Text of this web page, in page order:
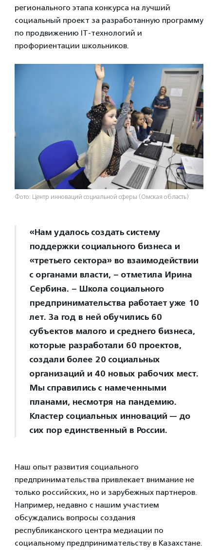
регионального этапа конкурса на лучший
социальный проект за разработанную программу
по продвижению IT-технологий и
профориентации школьников.
Фото: Центр инноваций социальной сферы (Омская область)
«Нам удалось создать систему
поддержки социального бизнеса и
«третьего сектора» во взаимодействии
с органами власти, – отметила Ирина
Сербина. – Школа социального
предпринимательства работает уже 10
лет. За год в ней обучились 60
субъектов малого и среднего бизнеса,
которые разработали 60 проектов,
создали более 20 социальных
организаций и 40 новых рабочих мест.
Мы справились с намеченными
планами, несмотря на пандемию.
Кластер социальных инноваций — до
сих пор единственный в России.
Наш опыт развития социального
предпринимательства привлекает внимание не
только российских, но и зарубежных партнеров.
Например, недавно с нашим участием
обсуждались вопросы создания
республиканского центра медиации по
социальному предпринимательству в Казахстане.